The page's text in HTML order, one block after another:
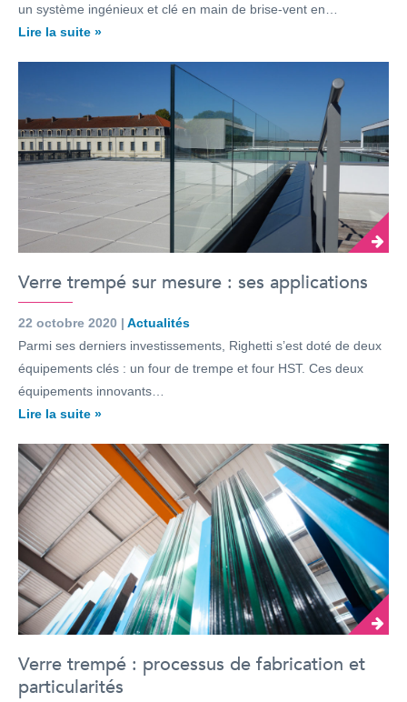
un système ingénieux et clé en main de brise-vent en…
Lire la suite »
Verre trempé sur mesure : ses applications
22 octobre 2020 | Actualités
Parmi ses derniers investissements, Righetti s’est doté de deux
équipements clés : un four de trempe et four HST. Ces deux
équipements innovants…
Lire la suite »
Verre trempé : processus de fabrication et
particularités